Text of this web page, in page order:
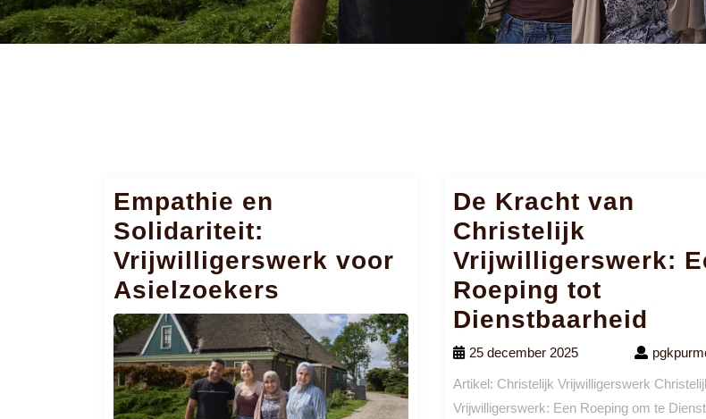
Empathie en
Solidariteit:
Vrijwilligerswerk voor
Asielzoekers
De Kracht van
Christelijk
Vrijwilligerswerk:
Roeping tot
Dienstbaarheid
25 december 2025
Artikel: Christelijk Vrijwilligerswerk
Vrijwilligerswerk: Een Roeping om te